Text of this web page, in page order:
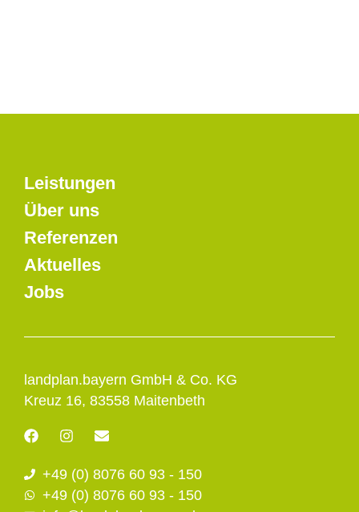
landplan.bayern GmbH & Co. KG
Kreuz 16, 83558 Maitenbeth
F
a
e
b
o
I
n
t
a
g
E
e
l
o
+49 (0) 8076 60 93 - 150
+49 (0) 8076 60 93 - 150
Leistungen
Über uns
Referenzen
Aktuelles
Jobs